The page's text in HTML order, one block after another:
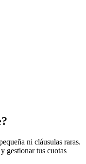
ni cláusulas raras.
gestionar tus cuotas